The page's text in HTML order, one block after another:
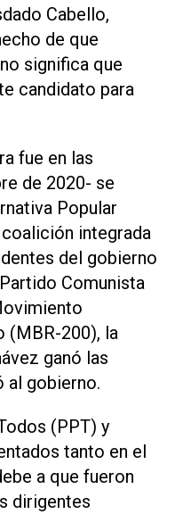
Cabello,
de que
significa que
candidato para
fue en las
de 2020- se
Popular
integrada
del gobierno
Comunista
(MBR-200), la
ganó las
al gobierno.
(PPT) y
tanto en el
a que fueron
dirigentes